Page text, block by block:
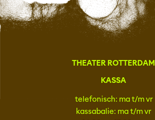
THEATER ROTTERDAM
KASSA
telefonisch: ma t/m vr
kassabalie: ma t/m vr